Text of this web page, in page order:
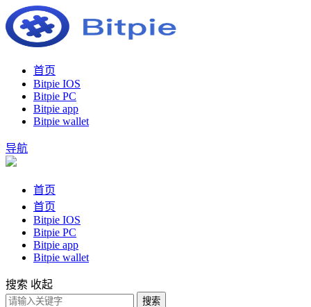
首页
Bitpie IOS
Bitpie PC
Bitpie app
Bitpie wallet
导航
首页
首页
Bitpie IOS
Bitpie PC
Bitpie app
Bitpie wallet
搜索 收起
搜索